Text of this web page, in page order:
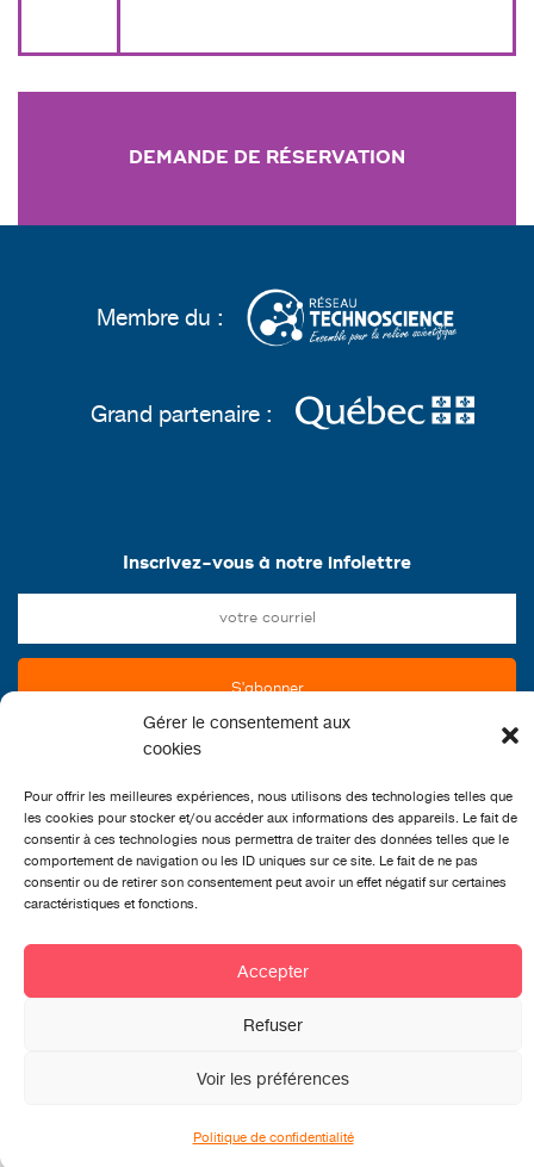
Gérer le consentement aux
cookies
Pour offrir les meilleures expériences, nous utilisons des technologies telles que
les cookies pour stocker et/ou accéder aux informations des appareils. Le fait de
consentir à ces technologies nous permettra de traiter des données telles que le
comportement de navigation ou les ID uniques sur ce site. Le fait de ne pas
consentir ou de retirer son consentement peut avoir un effet négatif sur certaines
caractéristiques et fonctions.
Accepter
Refuser
Voir les préférences
Politique de confidentialité
DEMANDE DE RÉSERVATION
Membre du :
Grand partenaire :
Inscrivez-vous à notre infolettre